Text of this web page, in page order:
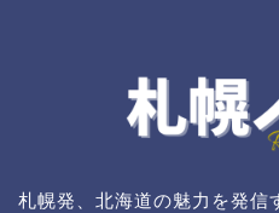
札幌発、北海道の魅力を発信